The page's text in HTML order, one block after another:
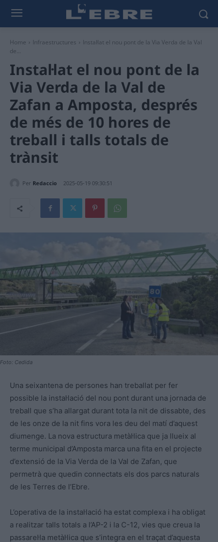
Home Infraestructures
Instal·lat el nou pont de la Via Verda de la Val
de...
Instal·lat el nou pont de la
Via Verda de la Val de
Zafan a Amposta, després
de més de 10 hores de
treball i talls totals de
trànsit
Per Redaccio 2025-05-19 09:30:51
Foto: Cedida
Una seixantena de persones han treballat per fer
possible la instal·lació del nou pont durant una jornada de
treball que s’ha allargat durant tota la nit de dissabte, des
de les onze de la nit fins vora les deu del matí d’aquest
diumenge. La nova estructura metàl·lica que ja llueix al
terme municipal d’Amposta marca una fita en el projecte
d’extensió de la Via Verda de la Val de Zafan, que
permetrà que quedin connectats els dos parcs naturals
de les Terres de l’Ebre.
L’operativa de la instal·lació ha estat complexa i ha obligat
a realitzar talls totals a l’AP-2 i la C-12, vies que creua la
passarel·la metàl·lica que s’integra en el traçat d’aquesta